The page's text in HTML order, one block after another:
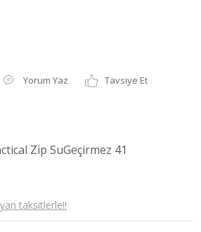
Yorum Yaz
Tavsiye Et
Zip SuGeçirmez 41
taksitlerle!!